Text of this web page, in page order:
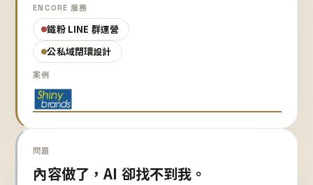
ENCORE 服務
鐵粉 LINE 群運營
公私域閉環設計
案例
問題
內容做了，AI 卻找不到我。